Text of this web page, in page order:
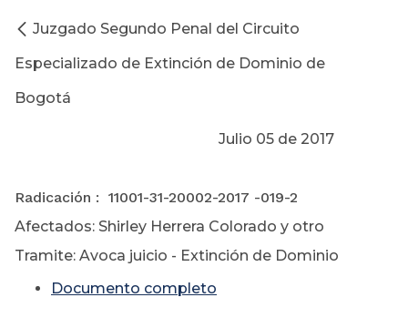
Juzgado Segundo Penal del Circuito
Especializado de Extinción de Dominio de
Bogotá
Julio 05 de 2017
Radicación : 11001-31-20002-2017 -019-2
Afectados: Shirley Herrera Colorado y otro
Tramite: Avoca juicio - Extinción de Dominio
Documento completo